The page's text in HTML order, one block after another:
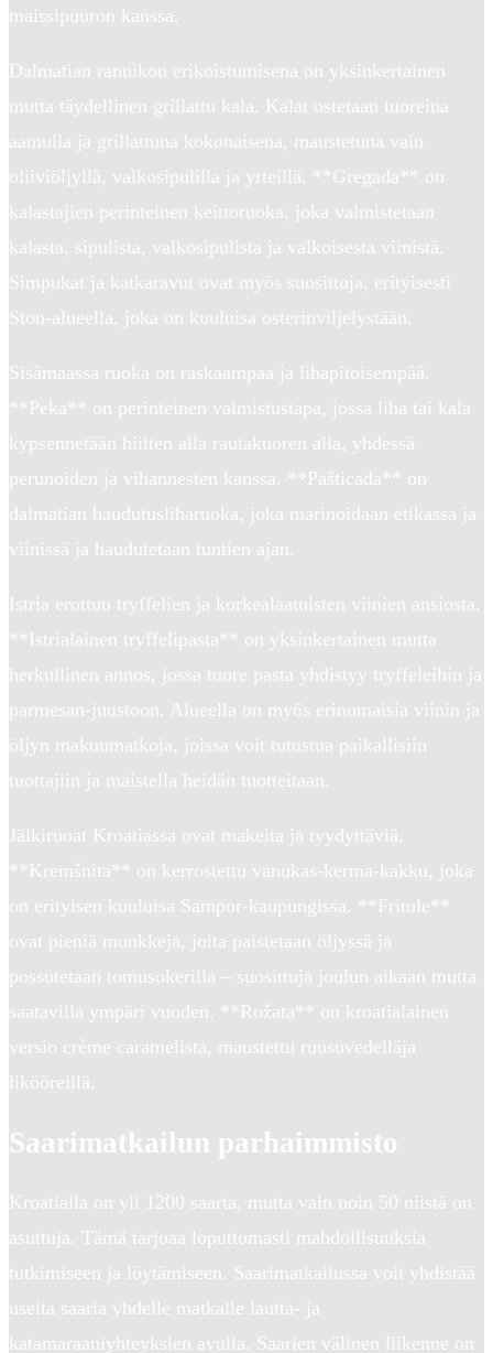
maissipuuron kanssa.
Dalmatian rannikon erikoistumisena on yksinkertainen
mutta täydellinen grillattu kala. Kalat ostetaan tuoreina
aamulla ja grillattuna kokonaisena, maustetuna vain
oliiviöljyllä, valkosipulilla ja yrteillä. **Gregada** on
kalastajien perinteinen keittoruoka, joka valmistetaan
kalasta, sipulista, valkosipulista ja valkoisesta viinistä.
Simpukat ja katkaravut ovat myös suosittuja, erityisesti
Ston-alueella, joka on kuuluisa osterinviljelystään.
Sisämaassa ruoka on raskaampaa ja lihapitoisempää.
**Peka** on perinteinen valmistustapa, jossa liha tai kala
kypsennetään hiilten alla rautakuoren alla, yhdessä
perunoiden ja vihannesten kanssa. **Pašticada** on
dalmatian haudutusliharuoka, joka marinoidaan etikassa ja
viinissä ja haudutetaan tuntien ajan.
Istria erottuu tryffelien ja korkealaatuisten viinien ansiosta.
**Istrialainen tryffelipasta** on yksinkertainen mutta
herkullinen annos, jossa tuore pasta yhdistyy tryffeleihin ja
parmesan-juustoon. Alueella on myös erinomaisia viinin ja
öljyn makuumatkoja, joissa voit tutustua paikallisiin
tuottajiin ja maistella heidän tuotteitaan.
Jälkiruoat Kroatiassa ovat makeita ja tyydyttäviä.
**Kremšnita** on kerrostettu vanukas-kerma-kakku, joka
on erityisen kuuluisa Sampor-kaupungissa. **Fritule**
ovat pieniä munkkeja, joita paistetaan öljyssä ja
possutetaan tomusokerilla – suosittuja joulun aikaan mutta
saatavilla ympäri vuoden. **Rožata** on kroatialainen
versio crème caramelista, maustettu ruusuvedelläja
likööreillä.
Saarimatkailun parhaimmisto
Kroatialla on yli 1200 saarta, mutta vain noin 50 niistä on
asuttuja. Tämä tarjoaa loputtomasti mahdollisuuksia
tutkimiseen ja löytämiseen. Saarimatkailussa voit yhdistää
useita saaria yhdelle matkalle lautta- ja
katamaraaniyhteyksien avulla. Saarien välinen liikenne on